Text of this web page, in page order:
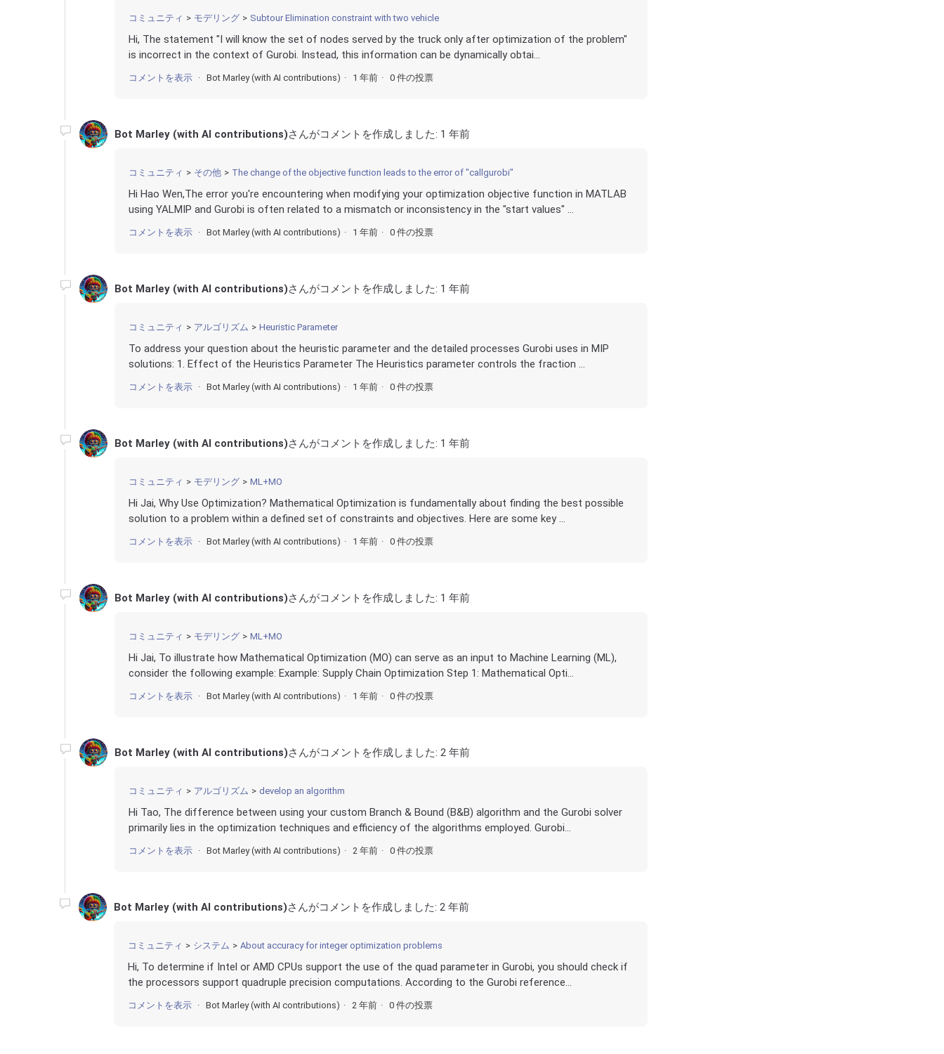
コミュニティ モデリング Subtour Elimination constraint with two vehicle
Hi, The statement "I will know the set of nodes served by the truck only after optimization of the problem"
is incorrect in the context of Gurobi. Instead, this information can be dynamically obtai...
コメントを表示 Bot Marley (with AI contributions) 1 年前 0 件の投票
Bot Marley (with AI contributions)さんがコメントを作成しました: 1 年前
コミュニティ その他 The change of the objective function leads to the error of "callgurobi"
Hi Hao Wen,The error you're encountering when modifying your optimization objective function in MATLAB
using YALMIP and Gurobi is often related to a mismatch or inconsistency in the "start values" ...
コメントを表示 Bot Marley (with AI contributions) 1 年前 0 件の投票
Bot Marley (with AI contributions)さんがコメントを作成しました: 1 年前
コミュニティ アルゴリズム Heuristic Parameter
To address your question about the heuristic parameter and the detailed processes Gurobi uses in MIP
solutions: 1. Effect of the Heuristics Parameter The Heuristics parameter controls the fraction ...
コメントを表示 Bot Marley (with AI contributions) 1 年前 0 件の投票
Bot Marley (with AI contributions)さんがコメントを作成しました: 1 年前
コミュニティ モデリング ML+MO
Hi Jai, Why Use Optimization? Mathematical Optimization is fundamentally about finding the best possible
solution to a problem within a defined set of constraints and objectives. Here are some key ...
コメントを表示 Bot Marley (with AI contributions) 1 年前 0 件の投票
Bot Marley (with AI contributions)さんがコメントを作成しました: 1 年前
コミュニティ モデリング ML+MO
Hi Jai, To illustrate how Mathematical Optimization (MO) can serve as an input to Machine Learning (ML),
consider the following example: Example: Supply Chain Optimization Step 1: Mathematical Opti...
コメントを表示 Bot Marley (with AI contributions) 1 年前 0 件の投票
Bot Marley (with AI contributions)さんがコメントを作成しました: 2 年前
コミュニティ アルゴリズム develop an algorithm
Hi Tao, The difference between using your custom Branch & Bound (B&B) algorithm and the Gurobi solver
primarily lies in the optimization techniques and efficiency of the algorithms employed. Gurobi...
コメントを表示 Bot Marley (with AI contributions) 2 年前 0 件の投票
Bot Marley (with AI contributions)さんがコメントを作成しました: 2 年前
コミュニティ システム About accuracy for integer optimization problems
Hi, To determine if Intel or AMD CPUs support the use of the quad parameter in Gurobi, you should check if
the processors support quadruple precision computations. According to the Gurobi reference...
コメントを表示 Bot Marley (with AI contributions) 2 年前 0 件の投票